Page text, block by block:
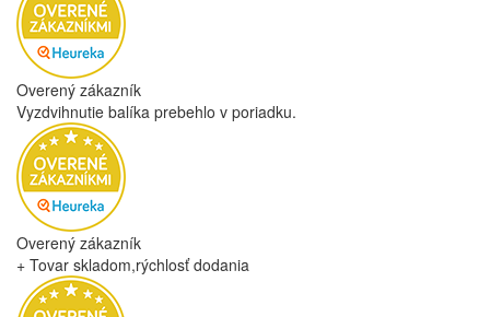
Overený zákazník
Vyzdvihnutie balíka prebehlo v poriadku.
Overený zákazník
+ Tovar skladom,rýchlosť dodania